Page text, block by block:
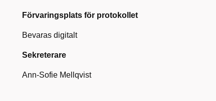
Förvaringsplats för protokollet
Bevaras digitalt
Sekreterare
Ann-Sofie Mellqvist